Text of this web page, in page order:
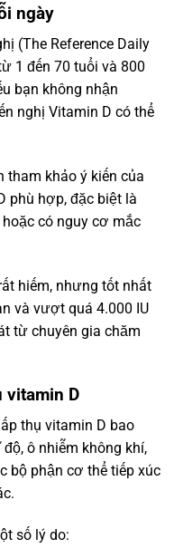
ngày
(The Reference Daily
1 đến 70 tuổi và 800
bạn không nhận
nghị Vitamin D có thể
tham khảo ý kiến của
phù hợp, đặc biệt là
có nguy cơ mắc
hiếm, nhưng tốt nhất
và vượt quá 4.000 IU
từ chuyên gia chăm
vitamin D
thụ vitamin D bao
ô nhiễm không khí,
bộ phận cơ thể tiếp xúc
số lý do: